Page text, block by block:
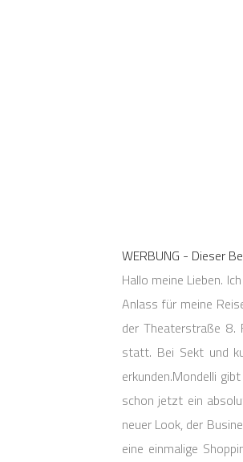
WERBUNG - Dieser
Hallo meine Lieben.
Anlass für meine
der Theaterstraße 8.
statt. Bei Sekt und
erkunden.Mondelli
schon jetzt ein
neuer Look, der
eine einmalige